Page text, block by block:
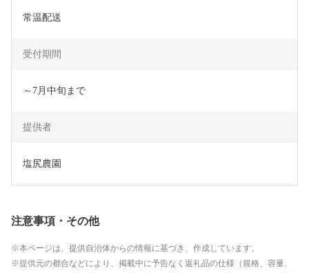
常温配送
受付期間
～7月中旬まで
提供者
塩尻農園
注意事項・その他
本ページは、提供自治体からの情報に基づき、作成しています。
提供元の都合などにより、掲載中に予告なく返礼品の仕様（規格、容量、